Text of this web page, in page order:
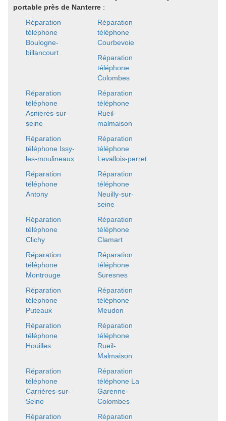
portable près de Nanterre :
Réparation
téléphone
Boulogne-
billancourt
Réparation
téléphone
Courbevoie
Réparation
téléphone
Colombes
Réparation
téléphone
Asnieres-sur-
seine
Réparation
téléphone
Rueil-
malmaison
Réparation
téléphone Issy-
les-moulineaux
Réparation
téléphone
Levallois-perret
Réparation
téléphone
Antony
Réparation
téléphone
Neuilly-sur-
seine
Réparation
téléphone
Clichy
Réparation
téléphone
Clamart
Réparation
téléphone
Montrouge
Réparation
téléphone
Suresnes
Réparation
téléphone
Puteaux
Réparation
téléphone
Meudon
Réparation
téléphone
Houilles
Réparation
téléphone
Rueil-
Malmaison
Réparation
téléphone
Carrières-sur-
Seine
Réparation
téléphone La
Garenne-
Colombes
Réparation
Réparation